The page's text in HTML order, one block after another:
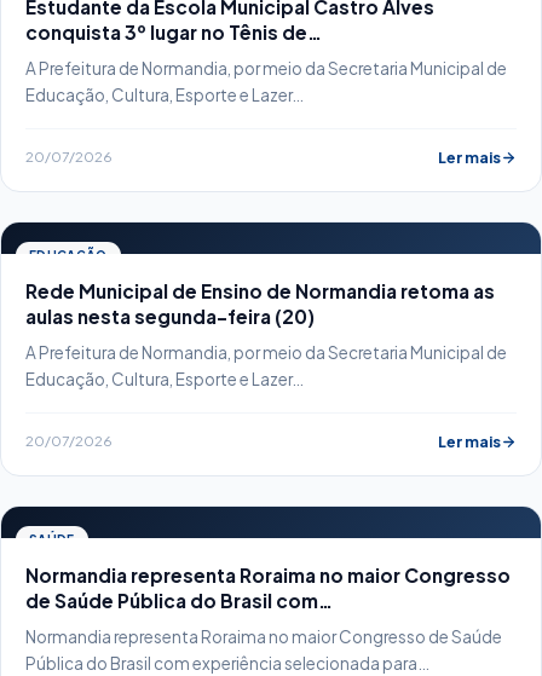
Estudante da Escola Municipal Castro Alves
conquista 3º lugar no Tênis de…
A Prefeitura de Normandia, por meio da Secretaria Municipal de
Educação, Cultura, Esporte e Lazer…
20/07/2026 Ler mais
EDUCAÇÃO
Rede Municipal de Ensino de Normandia retoma as
aulas nesta segunda-feira (20)
A Prefeitura de Normandia, por meio da Secretaria Municipal de
Educação, Cultura, Esporte e Lazer…
20/07/2026 Ler mais
SAÚDE
Normandia representa Roraima no maior Congresso
de Saúde Pública do Brasil com…
Normandia representa Roraima no maior Congresso de Saúde
Pública do Brasil com experiência selecionada para…